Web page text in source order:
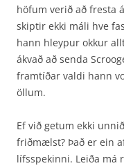
höfum verið að fresta
skiptir ekki máli hve
hann hleypur okkur
ákvað að senda
framtíðar valdi hann
öllum.
Ef við getum ekki
friðmælst? Það er ein
lífsspekinni. Leiða má